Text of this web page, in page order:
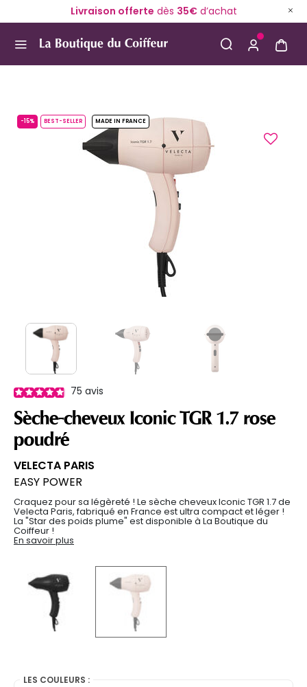
Livraison offerte dès 35€d’achat
-15% BEST-SELLER MADE IN FRANCE
75 avis
Sèche-cheveux Iconic TGR 1.7 rose
poudré
VELECTA PARIS
EASY POWER
Craquez pour sa légèreté ! Le sèche cheveux Iconic TGR 1.7 de
Velecta Paris, fabriqué en France est ultra compact et léger !
La "Star des poids plume" est disponible à La Boutique du
Coiffeur !
En savoir plus
selected
LES COULEURS :